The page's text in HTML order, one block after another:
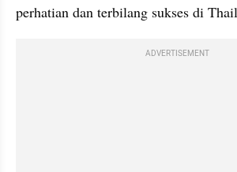
perhatian dan terbilang sukses di
ADVERTISEMENT